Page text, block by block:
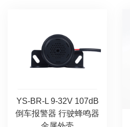
YS-BR-L 9-32V 107dB
倒车报警器 行驶蜂鸣器